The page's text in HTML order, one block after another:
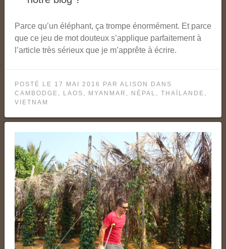
Parce qu’un éléphant, ça trompe énormément. Et parce
que ce jeu de mot douteux s’applique parfaitement à
l’article très sérieux que je m’apprête à écrire.
POSTÉ LE 17 MAI 2016 PAR ALISON
DANS
CAMBODGE , LAOS , MYANMAR , NÉPAL , THAÏLANDE ,
VIETNAM